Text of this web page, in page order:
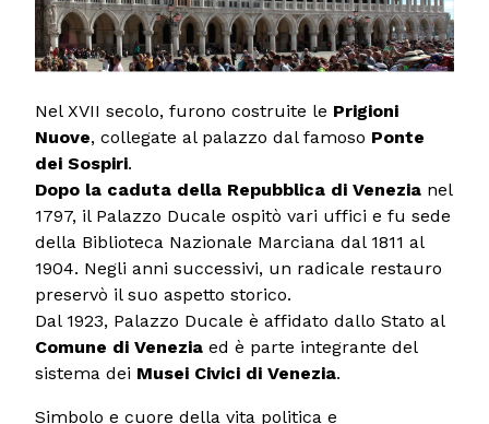
Nel XVII secolo, furono costruite le Prigioni
Nuove, collegate al palazzo dal famoso Ponte
dei Sospiri.
Dopo la caduta della Repubblica di Venezia nel
1797, il Palazzo Ducale ospitò vari uffici e fu sede
della Biblioteca Nazionale Marciana dal 1811 al
1904. Negli anni successivi, un radicale restauro
preservò il suo aspetto storico.
Dal 1923, Palazzo Ducale è affidato dallo Stato al
Comune di Venezia ed è parte integrante del
sistema dei Musei Civici di Venezia.
Simbolo e cuore della vita politica e